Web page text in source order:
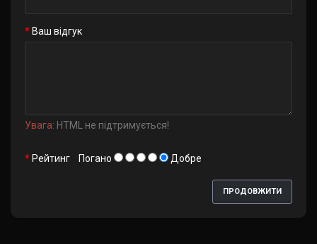
Ваш відгук
Увага: HTML не підтримується!
Рейтинг Погано Добре
ПРОДОВЖИТИ